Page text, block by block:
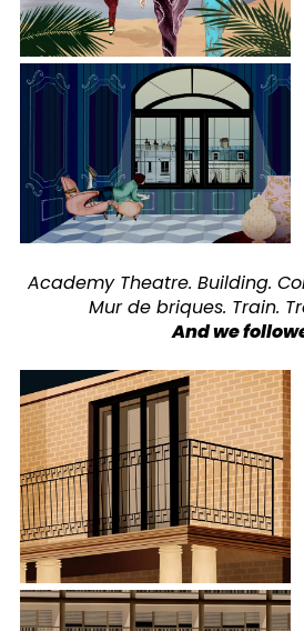
Academy Theatre. Building.
Mur de briques. Train.
And we